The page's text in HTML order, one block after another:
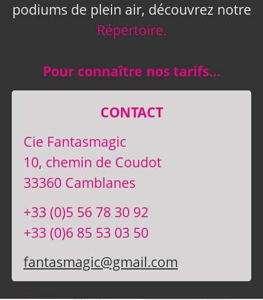
podiums de plein air, découvrez notre
Répertoire.
Pour connaître nos tarifs…
CONTACT
Cie Fantasmagic
10, chemin de Coudot
33360 Camblanes
+33 (0)5 56 78 30 92
+33 (0)6 85 53 03 50
fantasmagic@gmail.com